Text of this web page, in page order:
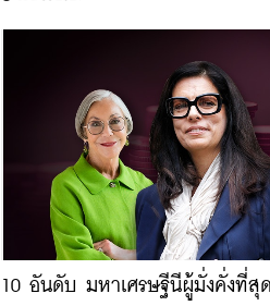
10 อันดับ มหาเศรษฐีนีผู้มั่งคั่งที่สุ